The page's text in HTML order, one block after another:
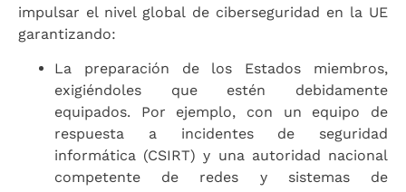
impulsar el nivel global de ciberseguridad en la UE
garantizando:
La preparación de los Estados miembros,
exigiéndoles que estén debidamente
equipados. Por ejemplo, con un equipo de
respuesta a incidentes de seguridad
informática (CSIRT) y una autoridad nacional
competente de redes y sistemas de